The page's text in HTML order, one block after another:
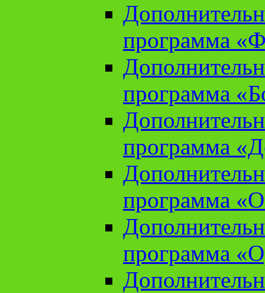
программа
программа
программа
программа
программа